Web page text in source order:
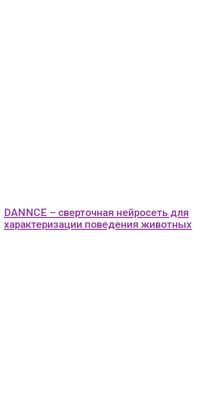
DANNCE – сверточная нейросеть для
характеризации поведения животных